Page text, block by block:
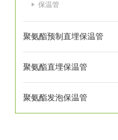
保温管
聚氨酯预制直埋保温管
聚氨酯直埋保温管
聚氨酯发泡保温管